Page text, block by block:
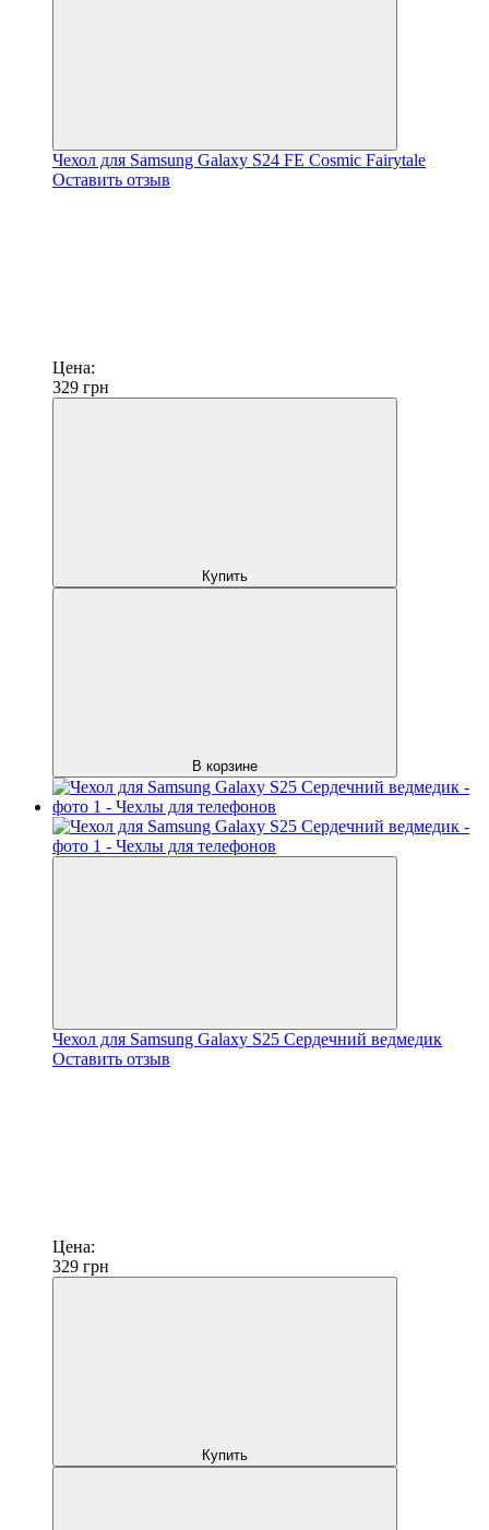
Чехол для Samsung Galaxy S24 FE Cosmic Fairytale
Оставить отзыв
Цена:
329 грн
Купить
В корзине
Чехол для Samsung Galaxy S25 Сердечний ведмедик
Оставить отзыв
Цена:
329 грн
Купить